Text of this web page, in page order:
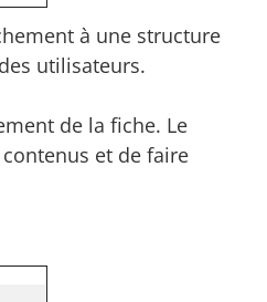
à une structure
utilisateurs.
de la fiche. Le
et de faire